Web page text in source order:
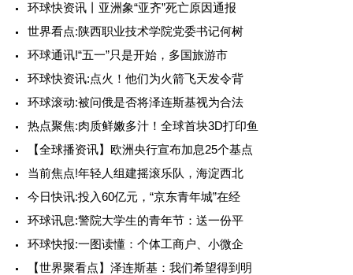
环球快资讯丨亚洲象“亚齐”死亡原因通报
世界看点:陕西职业技术学院党委书记何树
环球通讯!“五一”只是开始，多国旅游市
环球快资讯:点火！他们为火箭飞天发令背
环球滚动:被问俄是否将泽连斯基视为合法
热点聚焦:肉质鲜嫩多汁！全球首块3D打印鱼
【全球播资讯】欧洲央行宣布加息25个基点
当前焦点!年轻人组建摇滚乐队，海淀西北
今日快讯:投入60亿元，“京东青年城”在经
环球讯息:警院大学生的青年节：送一份平
环球快报:一图读懂：个体工商户、小微企
【世界聚看点】泽连斯基：我们希望得到明